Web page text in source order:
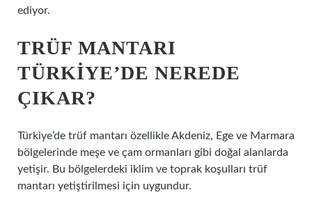
ediyor.
TRÜF MANTARI
TÜRKIYE’DE NEREDE
ÇIKAR?
Türkiye’de trüf mantarı özellikle Akdeniz, Ege ve Marmara
bölgelerinde meşe ve çam ormanları gibi doğal alanlarda
yetişir. Bu bölgelerdeki iklim ve toprak koşulları trüf
mantarı yetiştirilmesi için uygundur.